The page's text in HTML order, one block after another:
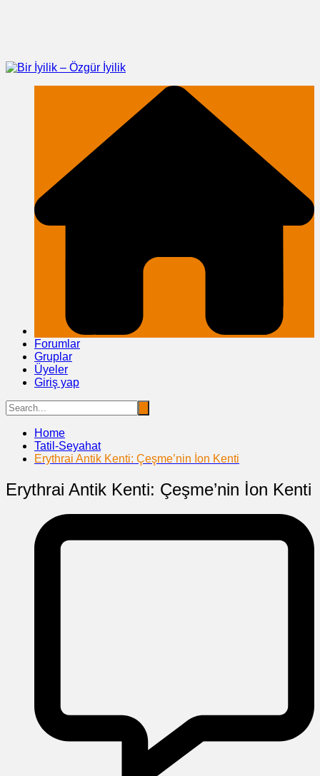
Forumlar
Gruplar
Üyeler
Giriş yap
Home
Tatil-Seyahat
Erythrai Antik Kenti: Çeşme’nin İon Kenti
Erythrai Antik Kenti: Çeşme’nin İon Kenti